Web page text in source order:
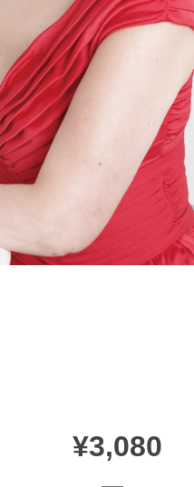
¥3,080